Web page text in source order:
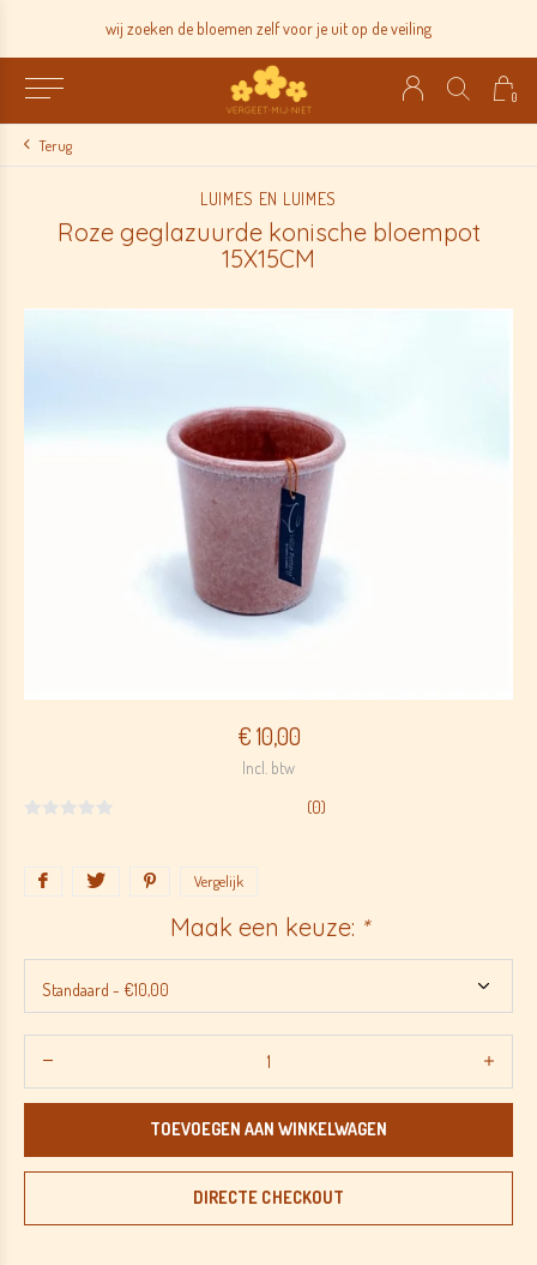
0
wij zoeken de bloemen zelf voor je uit op de veiling
Terug
LUIMES EN LUIMES
Roze geglazuurde konische bloempot
15X15CM
€ 10,00
Incl. btw
(0)
Vergelijk
Maak een keuze: *
TOEVOEGEN AAN WINKELWAGEN
DIRECTE CHECKOUT